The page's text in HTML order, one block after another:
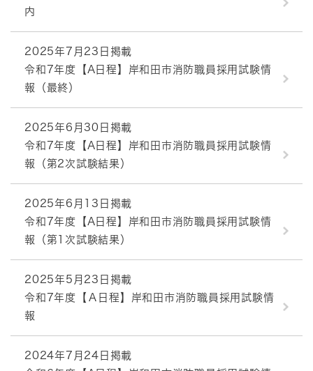
内
2025年7月23日掲載
令和7年度【A日程】岸和田市消防職員採用試験情
報（最終）
2025年6月30日掲載
令和7年度【A日程】岸和田市消防職員採用試験情
報（第2次試験結果）
2025年6月13日掲載
令和7年度【A日程】岸和田市消防職員採用試験情
報（第1次試験結果）
2025年5月23日掲載
令和7年度【Ａ日程】岸和田市消防職員採用試験情
報
2024年7月24日掲載